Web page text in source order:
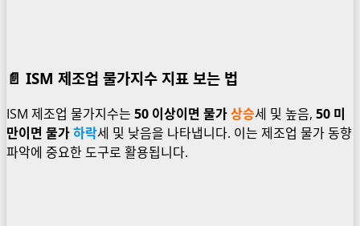
📄 ISM 제조업 물가지수 지표 보는 법
ISM 제조업 물가지수는 50 이상이면 물가상승세 및 높음, 50 미
만이면 물가하락세 및 낮음을 나타냅니다. 이는 제조업 물가 동향
파악에 중요한 도구로 활용됩니다.